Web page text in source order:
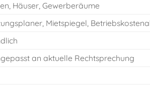
Häuser, Gewerberäume
Mietspiegel,
an aktuelle Rechtsprechung